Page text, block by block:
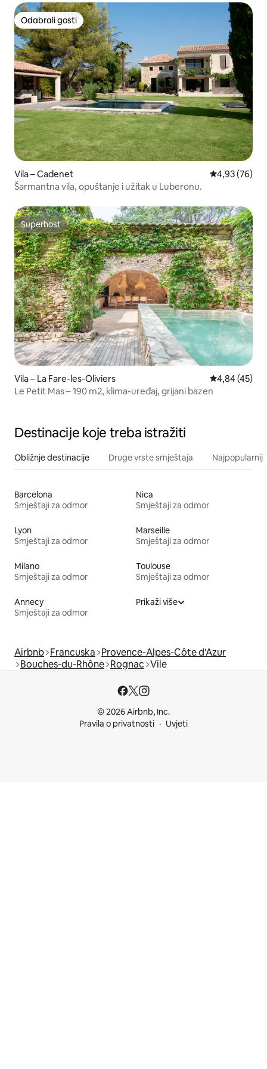
Odabrali gosti
Odabrali gosti
Vila – Cadenet Prosječna
4,93 (76)
Šarmantna vila, opuštanje i užitak u Luberonu.
Superhost
Superhost
Vila – La Fare-les-Oliviers Prosječna
4,84 (45)
Le Petit Mas – 190 m2, klima-uređaj, grijani bazen
Destinacije koje treba istražiti
Obližnje destinacije Druge vrste smještaja
Barcelona
Smještaji za odmor
Nica
Smještaji za odmor
Lyon
Smještaji za odmor
Marseille
Smještaji za odmor
Milano
Smještaji za odmor
Toulouse
Smještaji za odmor
Annecy
Smještaji za odmor
Prikaži više
Airbnb Francuska Provence-Alpes-Côte d'Azur
Bouches-du-Rhône Rognac Vile
© 2026 Airbnb, Inc.
Pravila o privatnosti
Uvjeti